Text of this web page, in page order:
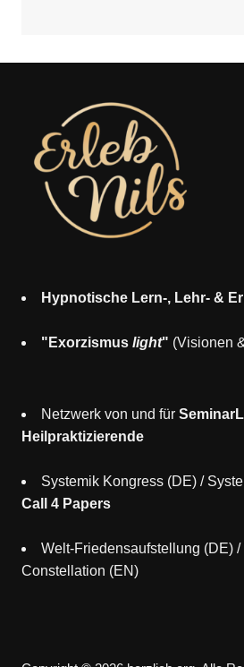
Hypnotische Lern-, Lehr- &
"Exorzismus light" (Visionen
Netzwerk von und für
Heilpraktizierende
Systemik Kongress (DE)/
Call 4 Papers
Welt-Friedensaufstellung (DE)/
Constellation (EN)